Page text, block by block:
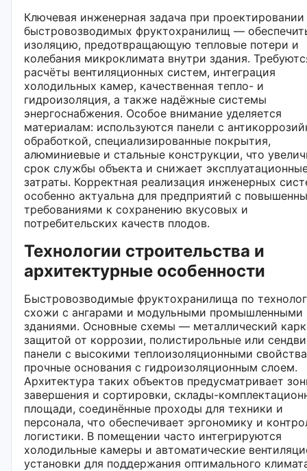
Ключевая инженерная задача при проектировании
быстровозводимых фруктохранилищ —
изоляцию, предотвращающую тепловые потери и
колебания микроклимата внутри здания.
расчёты вентиляционных систем, интеграция
холодильных камер, качественная тепло- и
гидроизоляция, а также надёжные системы
энергоснабжения. Особое внимание уделяется
материалам: используются панели с
обработкой, специализированные покрытия,
алюминиевые и стальные конструкции, что
срок службы объекта и снижает
затраты. Корректная реализация инженерных
особенно актуальна для предприятий с
требованиями к сохранению вкусовых и
потребительских качеств плодов.
Технологии строительства и
архитектурные особенности
Быстровозводимые фруктохранилища по
схожи с ангарами и модульными промышленными
зданиями. Основные схемы — металлический
защитой от коррозии, полистирольные или
панели с высокими теплоизоляционными
прочные основания с гидроизоляционным слоем.
Архитектура таких объектов предусматривает
завершения и сортировки, склады-
площади, соединённые проходы для техники и
персонала, что обеспечивает эргономику и
логистики. В помещении часто интегрируются
холодильные камеры и автоматические
установки для поддержания оптимального